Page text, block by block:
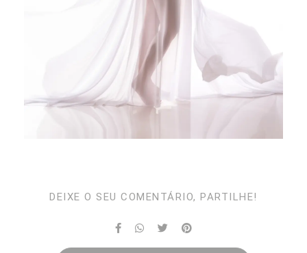
DEIXE O SEU COMENTÁRIO, PARTILHE!